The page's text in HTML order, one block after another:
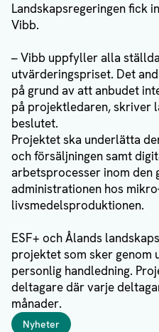
Landskapsregeringen fick
Vibb.
– Vibb uppfyller alla
utvärderingspriset. Det
på grund av att anbudet
på projektledaren, skriver
beslutet.
Projektet ska underlätta
och försäljningen samt
arbetsprocesser inom den
administrationen hos
livsmedelsproduktionen.
ESF+ och Ålands
projektet som sker genom
personlig handledning.
deltagare där varje
månader.
Taggar
Nyheter